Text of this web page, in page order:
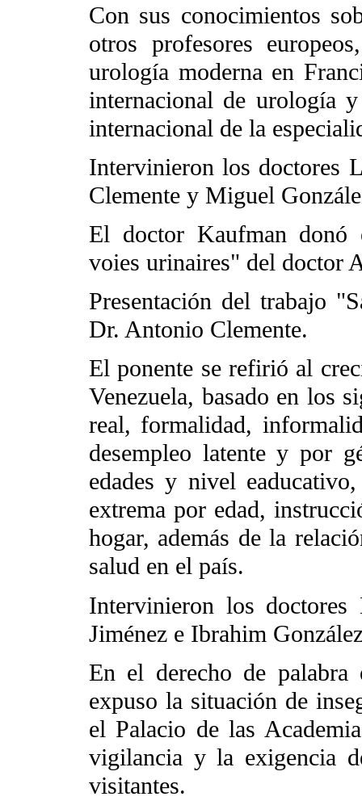
Con sus conocimientos
otros profesores
urología moderna en
internacional de urología
internacional de la
Intervinieron los doctores
Clemente y Miguel
El doctor Kaufman donó
voies urinaires" del doctor
Presentación del trabajo
Dr. Antonio Clemente.
El ponente se refirió al
Venezuela, basado en los
real, formalidad,
desempleo latente y por
edades y nivel
extrema por edad,
hogar, además de la
salud en el país.
Intervinieron los
Jiménez e Ibrahim
En el derecho de
expuso la situación de
el Palacio de las
vigilancia y la exigencia
visitantes.